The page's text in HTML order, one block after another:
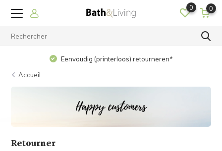
0 0
Eenvoudig (printerloos) retourneren*
Accueil
Retourner